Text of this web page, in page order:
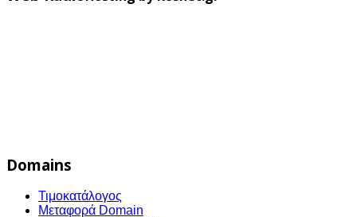
Domains
Τιμοκατάλογος
Μεταφορά Domain